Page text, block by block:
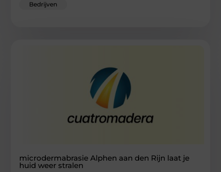
Bedrijven
microdermabrasie Alphen aan den Rijn laat je
huid weer stralen